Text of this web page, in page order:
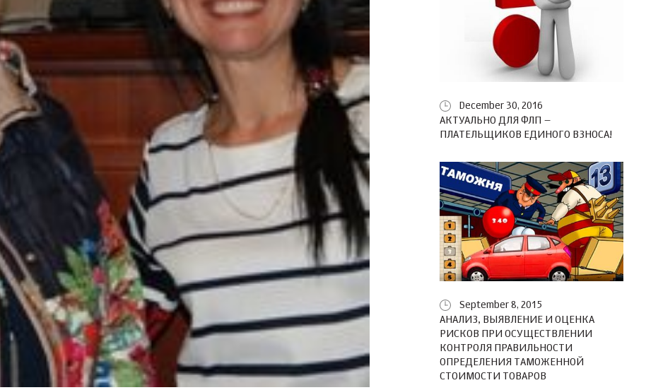
December 30, 2016
АКТУАЛЬНО ДЛЯ ФЛП –
ПЛАТЕЛЬЩИКОВ ЕДИНОГО ВЗНОСА!
September 8, 2015
АНАЛИЗ, ВЫЯВЛЕНИЕ И ОЦЕНКА
РИСКОВ ПРИ ОСУЩЕСТВЛЕНИИ
КОНТРОЛЯ ПРАВИЛЬНОСТИ
ОПРЕДЕЛЕНИЯ ТАМОЖЕННОЙ
СТОИМОСТИ ТОВАРОВ